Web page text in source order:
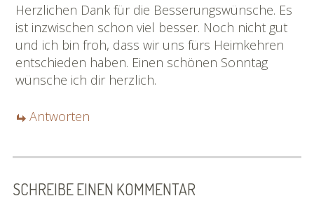
Herzlichen Dank für die Besserungswünsche. Es
ist inzwischen schon viel besser. Noch nicht gut
und ich bin froh, dass wir uns fürs Heimkehren
entschieden haben. Einen schönen Sonntag
wünsche ich dir herzlich.
Antworten
SCHREIBE EINEN KOMMENTAR